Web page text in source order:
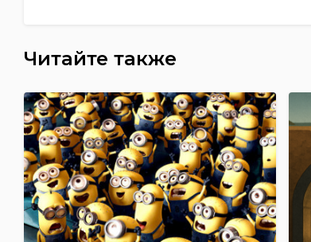
Читайте также